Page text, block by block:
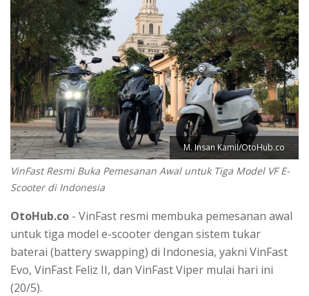
M. Insan Kamil/OtoHub.co
VinFast Resmi Buka Pemesanan Awal untuk Tiga Model VF E-
Scooter di Indonesia
OtoHub.co - VinFast resmi membuka pemesanan awal
untuk tiga model e-scooter dengan sistem tukar
baterai (battery swapping) di Indonesia, yakni VinFast
Evo, VinFast Feliz II, dan VinFast Viper mulai hari ini
(20/5).